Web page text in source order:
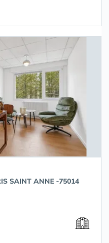
SAINT ANNE -75014